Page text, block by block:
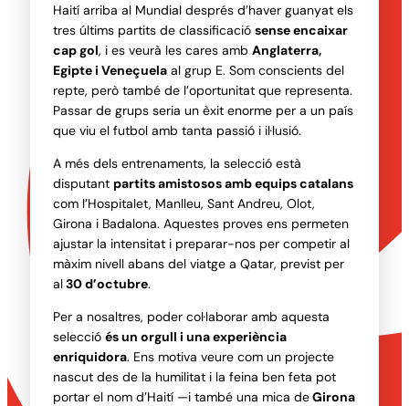
Haití arriba al Mundial després d’haver guanyat els
tres últims partits de classificació sense encaixar
cap gol, i es veurà les cares amb Anglaterra,
Egipte i Veneçuela al grup E. Som conscients del
repte, però també de l’oportunitat que representa.
Passar de grups seria un èxit enorme per a un país
que viu el futbol amb tanta passió i il·lusió.
A més dels entrenaments, la selecció està
disputant partits amistosos amb equips catalans
com l’Hospitalet, Manlleu, Sant Andreu, Olot,
Girona i Badalona. Aquestes proves ens permeten
ajustar la intensitat i preparar-nos per competir al
màxim nivell abans del viatge a Qatar, previst per
al30 d’octubre.
Per a nosaltres, poder col·laborar amb aquesta
selecció és un orgull i una experiència
enriquidora. Ens motiva veure com un projecte
nascut des de la humilitat i la feina ben feta pot
portar el nom d’Haití —i també una mica deGirona